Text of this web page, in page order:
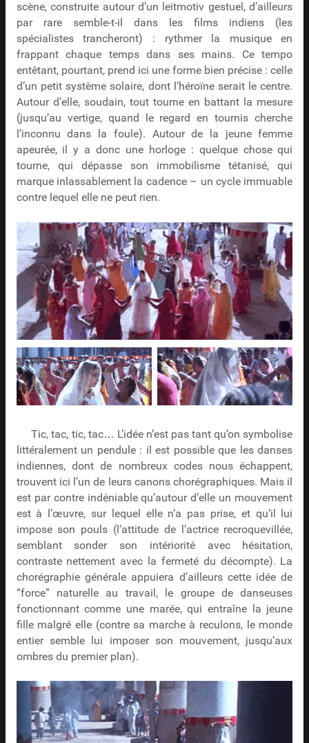
scène, construite autour d’un leitmotiv gestuel, d’ailleurs
par rare semble-t-il dans les films indiens (les
spécialistes trancheront) : rythmer la musique en
frappant chaque temps dans ses mains. Ce tempo
entêtant, pourtant, prend ici une forme bien précise : celle
d’un petit système solaire, dont l’héroïne serait le centre.
Autour d’elle, soudain, tout tourne en battant la mesure
(jusqu’au vertige, quand le regard en tournis cherche
l’inconnu dans la foule). Autour de la jeune femme
apeurée, il y a donc une horloge : quelque chose qui
tourne, qui dépasse son immobilisme tétanisé, qui
marque inlassablement la cadence – un cycle immuable
contre lequel elle ne peut rien.
Tic, tac, tic, tac… L’idée n’est pas tant qu’on symbolise
littéralement un pendule : il est possible que les danses
indiennes, dont de nombreux codes nous échappent,
trouvent ici l’un de leurs canons chorégraphiques. Mais il
est par contre indéniable qu’autour d’elle un mouvement
est à l’œuvre, sur lequel elle n’a pas prise, et qu’il lui
impose son pouls (l’attitude de l’actrice recroquevillée,
semblant sonder son intériorité avec hésitation,
contraste nettement avec la fermeté du décompte). La
chorégraphie générale appuiera d’ailleurs cette idée de
“force” naturelle au travail, le groupe de danseuses
fonctionnant comme une marée, qui entraîne la jeune
fille malgré elle (contre sa marche à reculons, le monde
entier semble lui imposer son mouvement, jusqu’aux
ombres du premier plan).